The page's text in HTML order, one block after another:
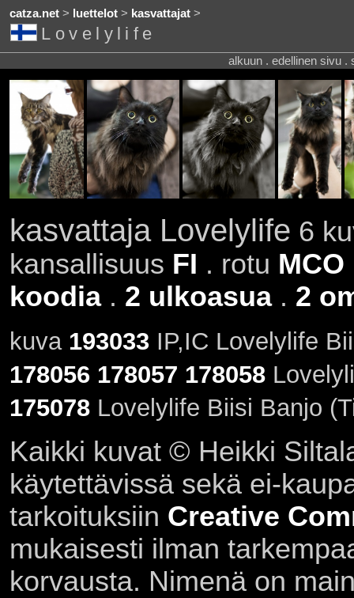
catza.net> luettelot> kasvattajat>
Lovelylife
alkuun . edellinen sivu .
kasvattaja Lovelylife 6
kansallisuus FI . rotu MCO
koodia. 2 ulkoasua. 2
kuva 193033IP,IC Lovelylife
178056 178057 178058
175078Lovelylife Biisi Banjo
Kaikki kuvat © Heikki
käytettävissä sekä ei-
tarkoituksiin Creative
mukaisesti ilman
korvausta. Nimenä on